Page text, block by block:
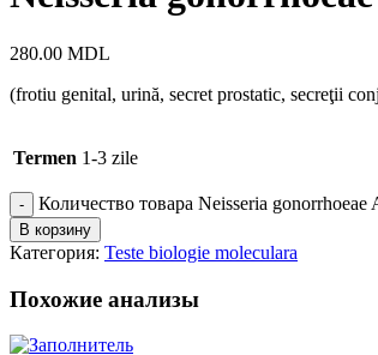
280.00 MDL
(frotiu genital, urină, secret prostatic, secreţii
Termen 1-3 zile
Количество товара Neisseria gonorrhoeae
В корзину
Категория: Teste biologie moleculara
Похожие анализы